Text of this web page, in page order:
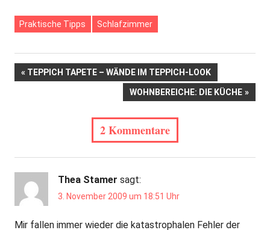
Praktische Tipps Schlafzimmer
Beitrags-
VORHERIGER
TEPPICH TAPETE – WÄNDE IM TEPPICH-LOOK
NÄCHSTER
WOHNBEREICHE: DIE KÜCHE
2 Kommentare
Thea Stamer sagt:
3. November 2009 um 18:51 Uhr
Mir fallen immer wieder die katastrophalen Fehler der